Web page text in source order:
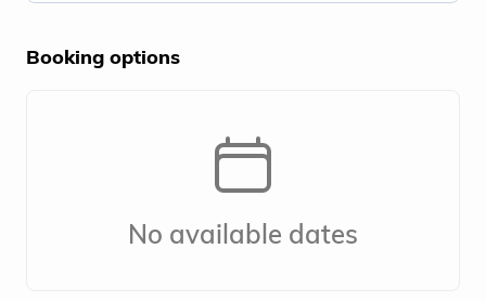
Booking options
No available dates